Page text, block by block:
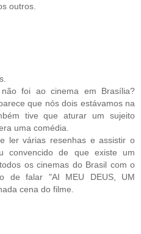
outros.
foi ao cinema em Brasília?
que nós dois estávamos na
tive que aturar um sujeito
uma comédia.
ler várias resenhas e assistir o
convencido de que existe um
os cinemas do Brasil com o
de falar "AI MEU DEUS, UM
cena do filme.